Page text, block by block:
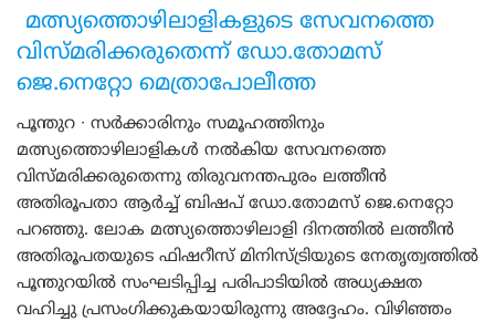
മത്സ്യത്തൊഴിലാളികളുടെ സേവനത്തെ
വിസ്മരിക്കരുതെന്ന് ഡോ.തോമസ്
ജെ.നെറ്റോ മെത്രാപോലീത്ത
പൂന്തുറ ∙ സർക്കാരിനും സമൂഹത്തിനും
മത്സ്യത്തൊഴിലാളികൾ നൽകിയ സേവനത്തെ
വിസ്മരിക്കരുതെന്നു തിരുവനന്തപുരം ലത്തീൻ
അതിരൂപതാ ആർച്ച് ബിഷപ് ഡോ.തോമസ് ജെ.നെറ്റോ
പറഞ്ഞു. ലോക മത്സ്യത്തൊഴിലാളി ദിനത്തിൽ ലത്തീൻ
അതിരൂപതയുടെ ഫിഷറീസ് മിനിസ്ട്രിയുടെ നേതൃത്വത്തിൽ
പൂന്തുറയിൽ സംഘടിപ്പിച്ച പരിപാടിയിൽ അധ്യക്ഷത
വഹിച്ചു പ്രസംഗിക്കുകയായിരുന്നു അദ്ദേഹം. വിഴിഞ്ഞം